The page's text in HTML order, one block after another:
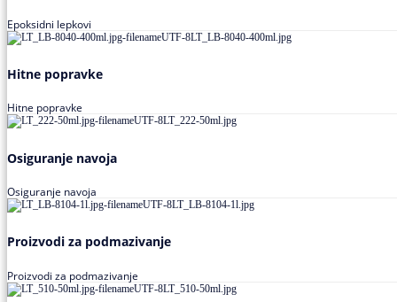
Epoksidni lepkovi
Hitne popravke
Hitne popravke
Osiguranje navoja
Osiguranje navoja
Proizvodi za podmazivanje
Proizvodi za podmazivanje